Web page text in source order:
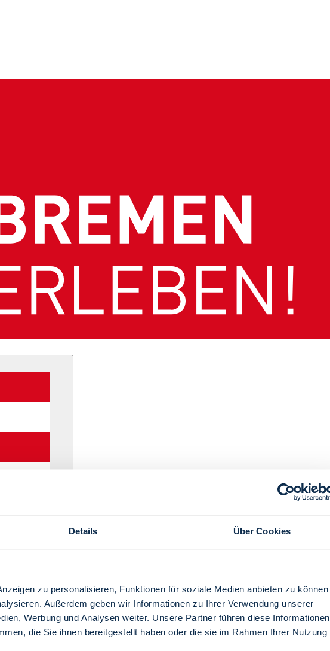
Details Über Cookies
zu personalisieren, Funktionen für soziale Medien anbieten zu können
Außerdem geben wir Informationen zu Ihrer Verwendung unserer
Werbung und Analysen weiter. Unsere Partner führen diese Informationen
die Sie ihnen bereitgestellt haben oder die sie im Rahmen Ihrer Nutzung
Menü